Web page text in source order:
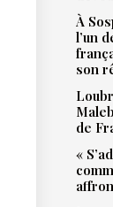
À
l’un
son
de
«